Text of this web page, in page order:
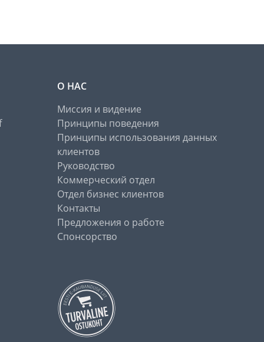
О НАС
Миссия и видение
Принципы поведения
Принципы использования данных
клиентов
Руководство
Коммерческий отдел
Отдел бизнес клиентов
Контакты
Предложения о работе
Спонсорство